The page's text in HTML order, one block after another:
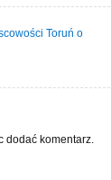
Toruń o
dodać komentarz.